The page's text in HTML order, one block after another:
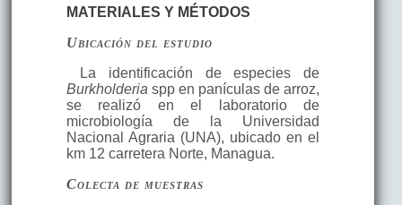
MATERIALES Y MÉTODOS
Ubicación del estudio
La identificación de especies de
Burkholderia spp en panículas de arroz,
se realizó en el laboratorio de
microbiología de la Universidad
Nacional Agraria (UNA), ubicado en el
km 12 carretera Norte, Managua.
Colecta de muestras